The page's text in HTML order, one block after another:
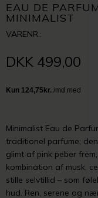
EAU DE
MINIMALIST
VARENR.:
DKK 499,00
Minimalist Eau de
traditionel parfume;
glimt af pink peber
kombination af musk,
stille selvtillid – som
hud. Ren, serene og